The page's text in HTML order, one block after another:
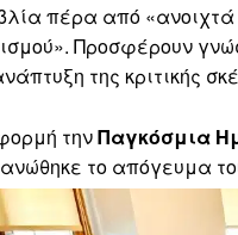
πέρα από
Προσφέρουν
της κριτικής
τηνΠαγκόσμια
το απόγευμα